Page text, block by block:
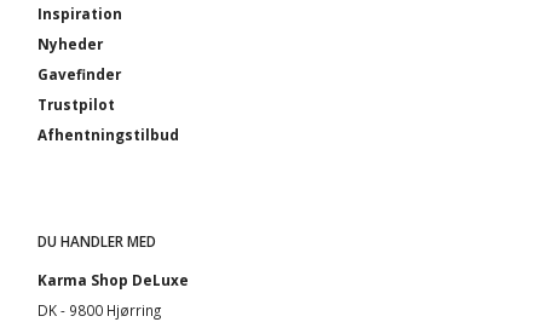
Inspiration
Nyheder
Gavefinder
Trustpilot
Afhentningstilbud
DU HANDLER MED
Karma Shop DeLuxe
DK - 9800 Hjørring